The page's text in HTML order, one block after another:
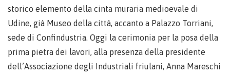
storico elemento della cinta muraria medioevale di
Udine, già Museo della città, accanto a Palazzo Torriani,
sede di Confindustria. Oggi la cerimonia per la posa della
prima pietra dei lavori, alla presenza della presidente
dell’Associazione degli Industriali friulani, Anna Mareschi